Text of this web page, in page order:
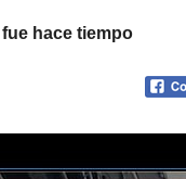
hace tiempo